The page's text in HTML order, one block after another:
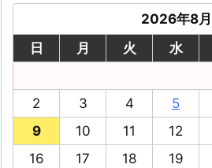
2026年8月
日
月 火 水
2
3 4 5
9
10 11 12
16
17 18 19